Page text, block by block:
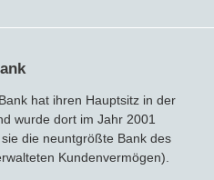
hat ihren Hauptsitz in der
wurde dort im Jahr 2001
die neuntgrößte Bank des
Kundenvermögen).